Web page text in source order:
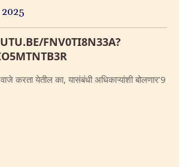
FNV0TI8N33A?
करता येतील का, यासंबंधी अधिकाऱ्यांशी बोलणार’9